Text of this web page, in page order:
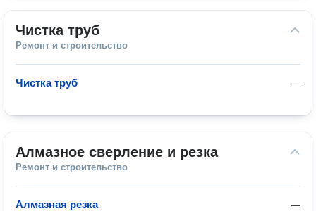
Чистка труб
Ремонт и строительство
—
Чистка труб
Алмазное сверление и резка
Ремонт и строительство
—
Алмазная резка